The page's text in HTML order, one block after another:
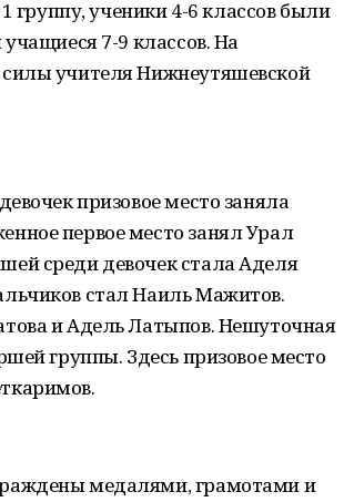
группу, ученики 4-6 классов были
7-9 классов. На
силы учителя Нижнеутяшевской
призовое место заняла
первое место занял Урал
среди девочек стала Аделя
стал Наиль Мажитов.
и Адель Латыпов. Нешуточная
группы. Здесь призовое место
медалями, грамотами и